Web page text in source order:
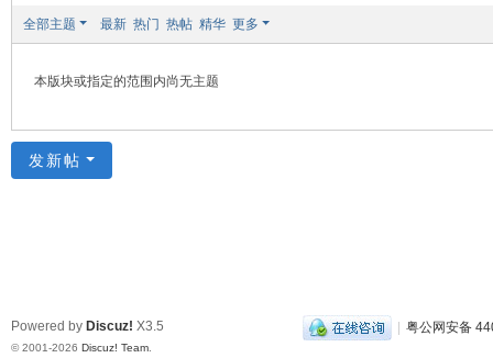
网
全部主题 最新 热门 热帖 精华 更多
本版块或指定的范围内尚无主题
发新帖
| 粤公网安备
Powered by Discuz! X3.5
© 2001-2026 Discuz! Team